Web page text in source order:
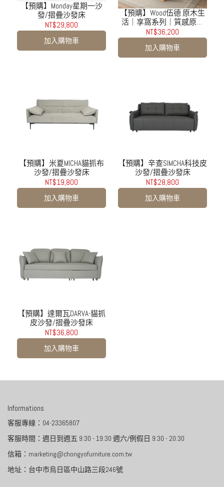
【預購】Monday星期一沙
發/摺疊沙發床
NT$29,800
加入購物車
【預購】Wood伍德 原木生
活｜享窩系列｜質感原木
轉角沙發
NT$36,200
加入購物車
【預購】米夏MICHA貓抓布
沙發/摺疊沙發床
NT$19,800
加入購物車
【預購】辛查SIMCHA科技皮
沙發/摺疊沙發床
NT$28,800
加入購物車
【預購】達爾瓦DARVA-貓抓
皮沙發/摺疊沙發床
NT$36,800
加入購物車
Informations
客服專線：04-23365807
客服時間：週日到週五 9:30 - 19:30 週六/例假日 9:30 - 20:30
信箱：marketing@chongyofurniture.com.tw
地址：台中市烏日區中山路三段246號